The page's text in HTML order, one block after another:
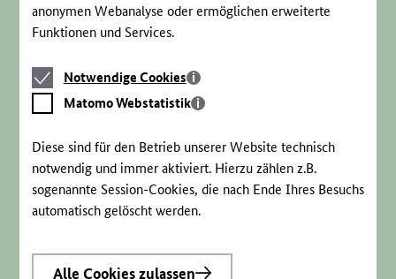
anonymen Webanalyse oder ermöglichen erweiterte
Funktionen und Services.
Notwendige
Cookies
Notwendige Cookies
Matomo
Webstatistik
Matomo Webstatistik
Diese sind für den Betrieb unserer Website technisch
notwendig und immer aktiviert. Hierzu zählen z.B.
sogenannte Session-Cookies, die nach Ende Ihres Besuchs
automatisch gelöscht werden.
Alle Cookies zulassen